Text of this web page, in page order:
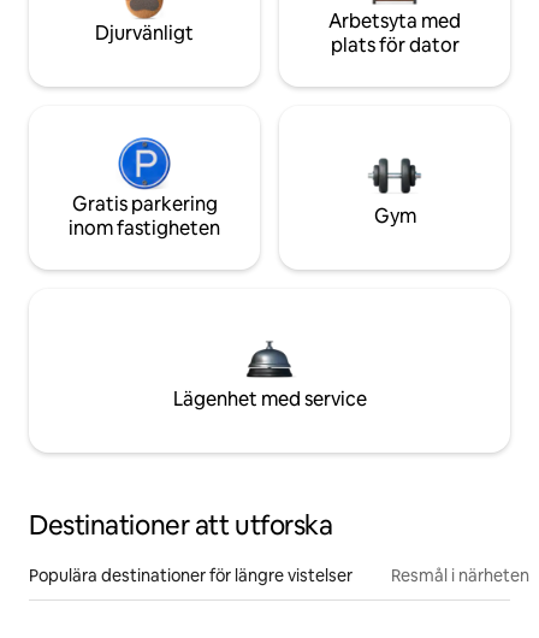
Djurvänligt
Arbetsyta med
plats för dator
Gratis parkering
inom fastigheten
Gym
Lägenhet med service
Destinationer att utforska
Populära destinationer för längre vistelser Resmål i närheten